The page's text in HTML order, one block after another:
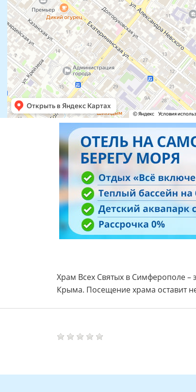
Храм Всех Святых в Симферополе –
Крыма. Посещение храма оставит